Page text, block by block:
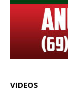
VIDEOS